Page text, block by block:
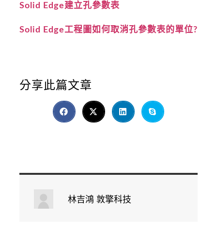
Solid Edge建立孔參數表
Solid Edge工程圖如何取消孔參數表的單位?
分享此篇文章
林吉鴻 敦擎科技